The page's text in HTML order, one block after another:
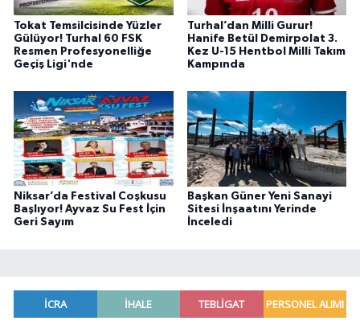
Tokat Temsilcisinde Yüzler
Gülüyor! Turhal 60 FSK
Resmen Profesyonelliğe
Geçiş Ligi'nde
Turhal’dan Milli Gurur!
Hanife Betül Demirpolat 3.
Kez U-15 Hentbol Milli Takım
Kampında
Niksar’da Festival Coşkusu
Başlıyor! Ayvaz Su Fest İçin
Geri Sayım
Başkan Güner Yeni Sanayi
Sitesi İnşaatını Yerinde
İnceledi